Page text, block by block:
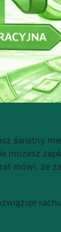
świetny
mówi, że